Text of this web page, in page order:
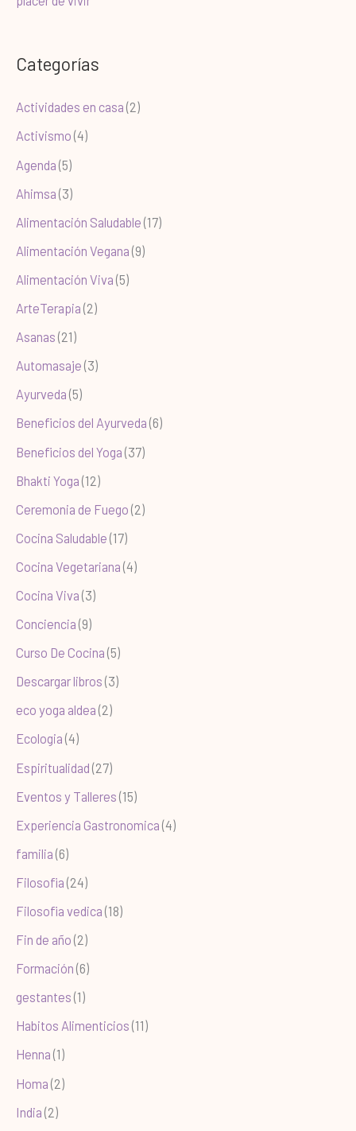
Categorías
Actividades en casa (2)
Activismo (4)
Agenda (5)
Ahimsa (3)
Alimentación Saludable (17)
Alimentación Vegana (9)
Alimentación Viva (5)
ArteTerapia (2)
Asanas (21)
Automasaje (3)
Ayurveda (5)
Beneficios del Ayurveda (6)
Beneficios del Yoga (37)
Bhakti Yoga (12)
Ceremonia de Fuego (2)
Cocina Saludable (17)
Cocina Vegetariana (4)
Cocina Viva (3)
Conciencia (9)
Curso De Cocina (5)
Descargar libros (3)
eco yoga aldea (2)
Ecologia (4)
Espiritualidad (27)
Eventos y Talleres (15)
Experiencia Gastronomica (4)
familia (6)
Filosofia (24)
Filosofia vedica (18)
Fin de año (2)
Formación (6)
gestantes (1)
Habitos Alimenticios (11)
Henna (1)
Homa (2)
India (2)